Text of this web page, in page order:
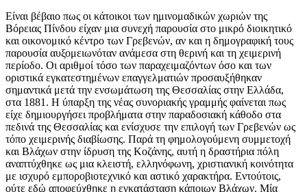
Είναι βέβαιο πως οι κάτοικοι των ημινομαδικών χωριών της
Βόρειας Πίνδου είχαν μια συνεχή παρουσία στο μικρό διοικητικό
και οικονομικό κέντρο των Γρεβενών, αν και η δημογραφική τους
παρουσία αυξομειωνόταν ανάμεσα στη θερινή και τη χειμερινή
περίοδο. Οι αριθμοί τόσο των παραχειμαζόντων όσο και των
οριστικά εγκατεστημένων επαγγελματιών προσαυξήθηκαν
σημαντικά μετά την ενσωμάτωση της Θεσσαλίας στην Ελλάδα,
στα 1881. Η ύπαρξη της νέας συνοριακής γραμμής φαίνεται πως
είχε δημιουργήσει προβλήματα στην παραδοσιακή κάθοδο στα
πεδινά της Θεσσαλίας και ενίσχυσε την επιλογή των Γρεβενών ως
τόπο χειμερινής διαβίωσης. Παρά τη φημολογούμενη συμμετοχή
και Βλάχων στην ίδρυση της Κοζάνης, αυτή η δραστήρια πόλη
αναπτύχθηκε ως μια κλειστή, ελληνόφωνη, χριστιανική κοινότητα
με ισχυρό εμποροβιοτεχνικό και αστικό χαρακτήρα. Εντούτοις,
ούτε εδώ αποφεύχθηκε η εγκατάσταση κάποιων Βλάχων. Μία